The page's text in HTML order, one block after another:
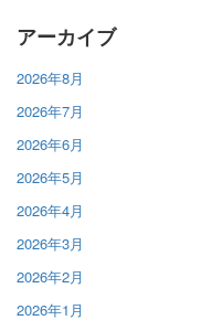
アーカイブ
2026年8月
2026年7月
2026年6月
2026年5月
2026年4月
2026年3月
2026年2月
2026年1月